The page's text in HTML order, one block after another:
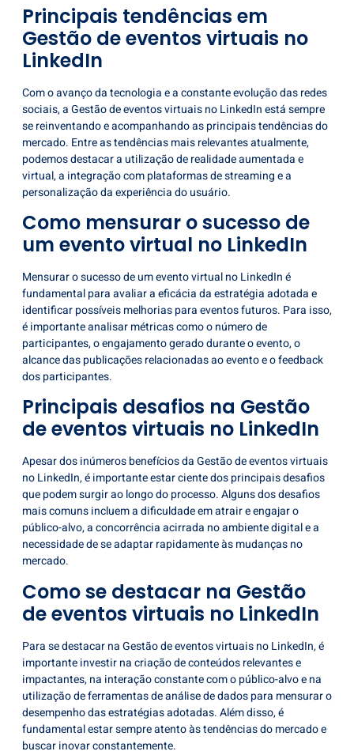
Principais tendências em
Gestão de eventos virtuais no
LinkedIn
Com o avanço da tecnologia e a constante evolução das redes
sociais, a Gestão de eventos virtuais no LinkedIn está sempre
se reinventando e acompanhando as principais tendências do
mercado. Entre as tendências mais relevantes atualmente,
podemos destacar a utilização de realidade aumentada e
virtual, a integração com plataformas de streaming e a
personalização da experiência do usuário.
Como mensurar o sucesso de
um evento virtual no LinkedIn
Mensurar o sucesso de um evento virtual no LinkedIn é
fundamental para avaliar a eficácia da estratégia adotada e
identificar possíveis melhorias para eventos futuros. Para isso,
é importante analisar métricas como o número de
participantes, o engajamento gerado durante o evento, o
alcance das publicações relacionadas ao evento e o feedback
dos participantes.
Principais desafios na Gestão
de eventos virtuais no LinkedIn
Apesar dos inúmeros benefícios da Gestão de eventos virtuais
no LinkedIn, é importante estar ciente dos principais desafios
que podem surgir ao longo do processo. Alguns dos desafios
mais comuns incluem a dificuldade em atrair e engajar o
público-alvo, a concorrência acirrada no ambiente digital e a
necessidade de se adaptar rapidamente às mudanças no
mercado.
Como se destacar na Gestão
de eventos virtuais no LinkedIn
Para se destacar na Gestão de eventos virtuais no LinkedIn, é
importante investir na criação de conteúdos relevantes e
impactantes, na interação constante com o público-alvo e na
utilização de ferramentas de análise de dados para mensurar o
desempenho das estratégias adotadas. Além disso, é
fundamental estar sempre atento às tendências do mercado e
buscar inovar constantemente.